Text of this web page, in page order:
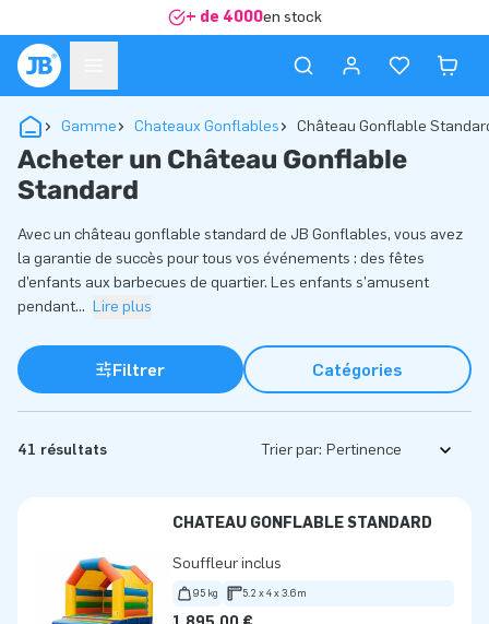
+ de 4000en stock
Gamme Chateaux Gonflables Château Gonflable
Acheter un Château Gonflable
Standard
Avec un château gonflable standard de JB Gonflables, vous avez
la garantie de succès pour tous vos événements : des fêtes
d’enfants aux barbecues de quartier. Les enfants s’amusent
pendant... Lire plus
Filtrer Catégories
41 résultats Trier par:
CHATEAU GONFLABLE STANDARD
Souffleur inclus
95 kg 5.2 x 4 x 3.6m